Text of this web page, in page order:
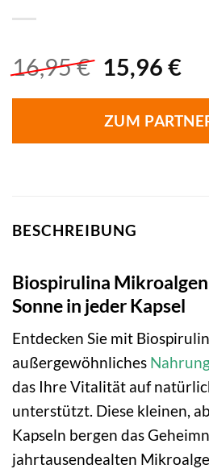
16,95€
war:
16,95 €
15,96 €
ZUM
BESCHREIBUNG
Biospirulina
Sonne in jeder Kapsel
Entdecken Sie mit
außergewöhnliches
das Ihre Vitalität auf
unterstützt. Diese kleinen,
Kapseln bergen das
jahrtausendealten